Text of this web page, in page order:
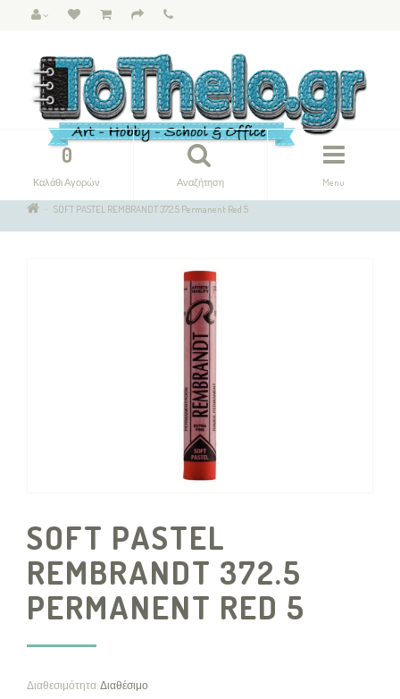
Menu
Αναζήτηση
0
Καλάθι Αγορών
SOFT PASTEL REMBRANDT 372.5 Permanent Red 5
SOFT PASTEL
REMBRANDT 372.5
PERMANENT RED 5
Διαθεσιμότητα:Διαθέσιμο